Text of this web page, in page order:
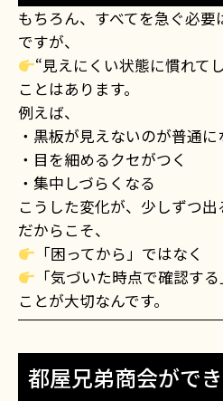
もちろん、すべてを急ぐ必要
ですが、
“見えにくい状態に慣れて
ことはあります。
例えば、
・黒板が見えないのが普通に
・目を細めるクセがつく
・集中しづらくなる
こうした変化が、少しずつ出
だからこそ、
「困ってから」ではなく
「気づいた時点で確認する
ことが大切なんです。
都屋兄弟商会がで